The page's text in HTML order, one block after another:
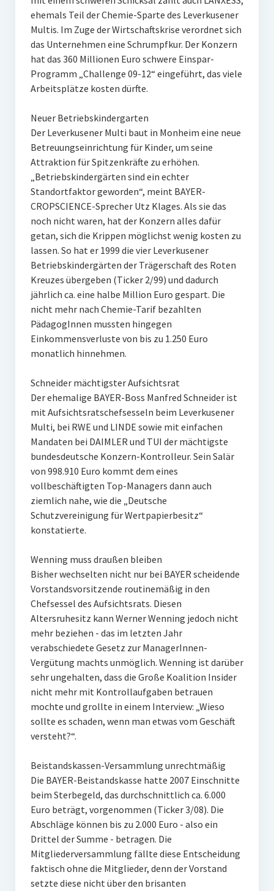
ehemals Teil der Chemie-Sparte des Leverkusener
Multis. Im Zuge der Wirtschaftskrise verordnet sich
das Unternehmen eine Schrumpfkur. Der Konzern
hat das 360 Millionen Euro schwere Einspar-
Programm „Challenge 09-12“ eingeführt, das viele
Arbeitsplätze kosten dürfte.
Neuer Betriebskindergarten
Der Leverkusener Multi baut in Monheim eine neue
Betreuungseinrichtung für Kinder, um seine
Attraktion für Spitzenkräfte zu erhöhen.
„Betriebskindergärten sind ein echter
Standortfaktor geworden“, meint BAYER-
CROPSCIENCE-Sprecher Utz Klages. Als sie das
noch nicht waren, hat der Konzern alles dafür
getan, sich die Krippen möglichst wenig kosten zu
lassen. So hat er 1999 die vier Leverkusener
Betriebskindergärten der Trägerschaft des Roten
Kreuzes übergeben (Ticker 2/99) und dadurch
jährlich ca. eine halbe Million Euro gespart. Die
nicht mehr nach Chemie-Tarif bezahlten
PädagogInnen mussten hingegen
Einkommensverluste von bis zu 1.250 Euro
monatlich hinnehmen.
Schneider mächtigster Aufsichtsrat
Der ehemalige BAYER-Boss Manfred Schneider ist
mit Aufsichtsratschefsesseln beim Leverkusener
Multi, bei RWE und LINDE sowie mit einfachen
Mandaten bei DAIMLER und TUI der mächtigste
bundesdeutsche Konzern-Kontrolleur. Sein Salär
von 998.910 Euro kommt dem eines
vollbeschäftigten Top-Managers dann auch
ziemlich nahe, wie die „Deutsche
Schutzvereinigung für Wertpapierbesitz“
konstatierte.
Wenning muss draußen bleiben
Bisher wechselten nicht nur bei BAYER scheidende
Vorstandsvorsitzende routinemäßig in den
Chefsessel des Aufsichtsrats. Diesen
Altersruhesitz kann Werner Wenning jedoch nicht
mehr beziehen - das im letzten Jahr
verabschiedete Gesetz zur ManagerInnen-
Vergütung machts unmöglich. Wenning ist darüber
sehr ungehalten, dass die Große Koalition Insider
nicht mehr mit Kontrollaufgaben betrauen
mochte und grollte in einem Interview: „Wieso
sollte es schaden, wenn man etwas vom Geschäft
versteht?“.
Beistandskassen-Versammlung unrechtmäßig
Die BAYER-Beistandskasse hatte 2007 Einschnitte
beim Sterbegeld, das durchschnittlich ca. 6.000
Euro beträgt, vorgenommen (Ticker 3/08). Die
Abschläge können bis zu 2.000 Euro - also ein
Drittel der Summe - betragen. Die
Mitgliederversammlung fällte diese Entscheidung
faktisch ohne die Mitglieder, denn der Vorstand
setzte diese nicht über den brisanten